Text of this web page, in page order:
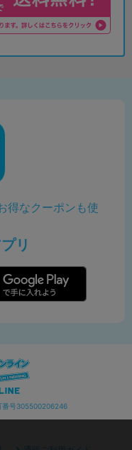
得なクーポンも使
リ
番号305500206246